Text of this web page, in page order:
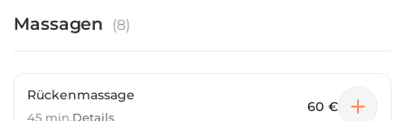
Massagen (8)
Rückenmassage
45 min.Details
60 €